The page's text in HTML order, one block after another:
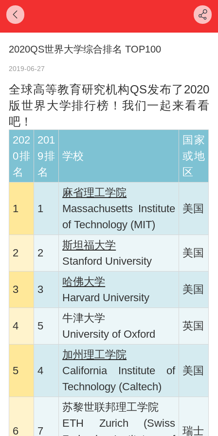
2020QS世界大学综合排名 TOP100
2019-06-27
全球高等教育研究机构QS发布了2020
版世界大学排行榜！我们一起来看看
吧！
202
0排
名
201
9排
名
学校
国家
或地
区
1 1
麻省理工学院
Massachusetts Institute
of Technology (MIT)
美国
2 2
斯坦福大学
Stanford University
美国
3 3
哈佛大学
Harvard University
美国
4 5
牛津大学
University of Oxford
英国
5 4
加州理工学院
California Institute of
Technology (Caltech)
美国
6 7
苏黎世联邦理工学院
ETH Zurich (Swiss
瑞士